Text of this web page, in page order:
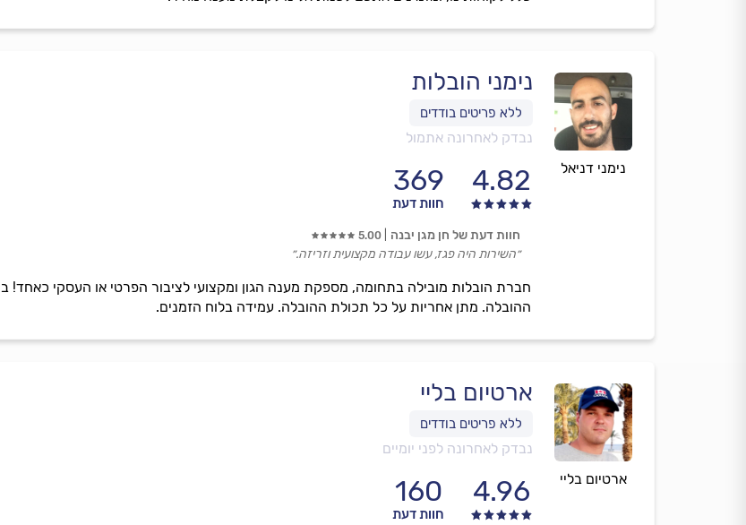
נימני דניאל
נימני הובלות
נבדק לאחרונה אתמול
4.82
369
חוות דעת
חברת הובלות מובילה בתחומה, מספקת מענה הגון ומקצועי לציבור הפרטי או העסקי
ההובלה. מתן אחריות על כל תכולת ההובלה. עמידה בלוח הזמנים.
חוות דעת של חן מגן יבנה 5.00
״השירות היה פגז, עשו עבודה מקצועית וזריזה.״
ארטיום בליי
ארטיום בליי
נבדק לאחרונה לפני יומיים
4.96
160
חוות דעת